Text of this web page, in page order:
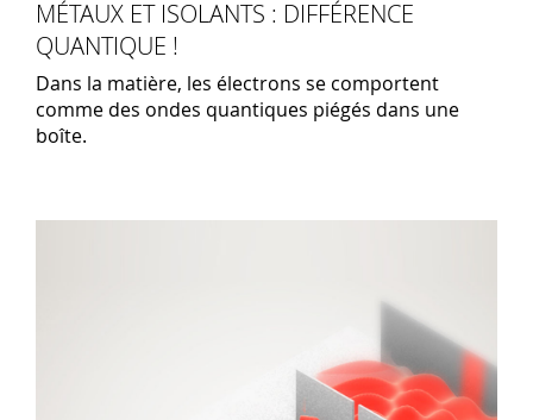
MÉTAUX ET ISOLANTS : DIFFÉRENCE
QUANTIQUE !
Dans la matière, les électrons se comportent
comme des ondes quantiques piégés dans une
boîte.